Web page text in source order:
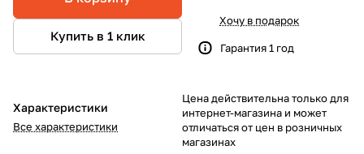
Купить в 1 клик
Характеристики
Все характеристики
Хочу в подарок
Гарантия 1 год
Цена действительна только для
интернет-магазина и может
отличаться от цен в розничных
магазинах